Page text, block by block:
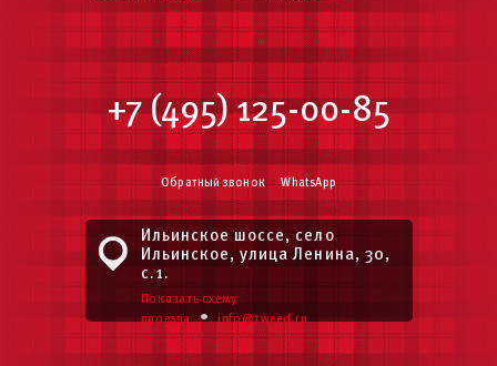
+7 (495) 125-00-85
Обратный звонок WhatsApp
Ильинское шоссе, село
Ильинское, улица Ленина, 30,
с.1.
Показать схему
проезда•info@tweed.ru